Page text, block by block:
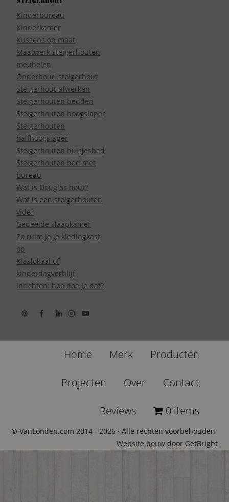
Steigerhout
Kinderbureau
Kinderkamer
Kussens op maat
Maatwerk steigerhouten
meubelen
Onderhoud steigerhout
Steigerhout afwerken
Steigerhouten bedden
Steigerhouten hoogslaper
Steigerhouten
halfhoogslaper
Steigerhouten huisjesbed
Steigerhouten bed met
bureau
Wat is Douglas hout?
Wat is een steigerhouten
vide?
Gedeelde slaapkamer
Zo ruim je je kledingkast
op
Klaslokaal of
kinderdagverblijf
inrichten: hoe doe je dat?
Home Merk Producten
Projecten Over Contact
Reviews 0 items
© VanLonden.com 2014 - 2026 · Alle rechten voorbehouden
Website bouwdoor GetBright